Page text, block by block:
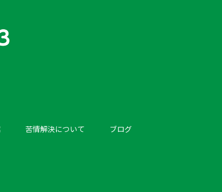
苦情解決について ブログ